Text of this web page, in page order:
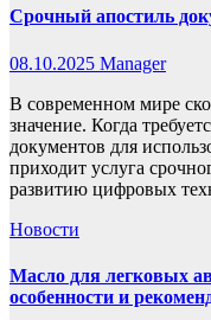
Срочный апостиль
08.10.2025 Manager
В современном мире
значение. Когда
документов для
приходит услуга
развитию цифровых
Новости
Масло для легковых
особенности и